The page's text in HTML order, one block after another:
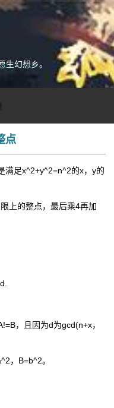
生幻想乡。
点
满足x^2+y^2=n^2的x，y的
上的整点，最后乘4再加
，且因为d为gcd(n+x，
，B=b^2。